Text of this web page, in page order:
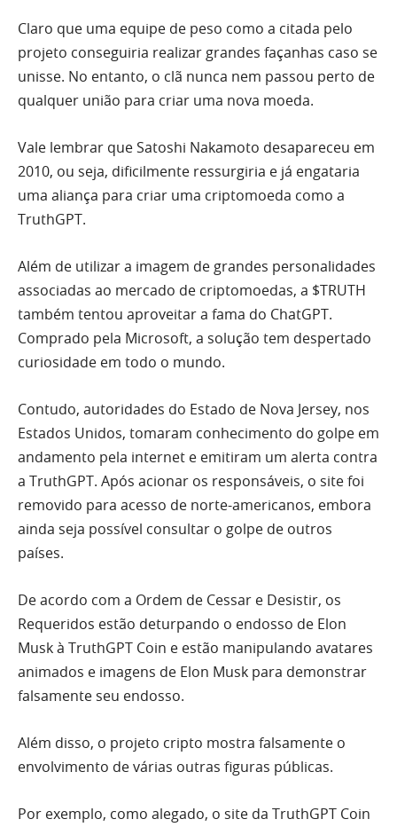
Claro que uma equipe de peso como a citada pelo
projeto conseguiria realizar grandes façanhas caso se
unisse. No entanto, o clã nunca nem passou perto de
qualquer união para criar uma nova moeda.
Vale lembrar que Satoshi Nakamoto desapareceu em
2010, ou seja, dificilmente ressurgiria e já engataria
uma aliança para criar uma criptomoeda como a
TruthGPT.
Além de utilizar a imagem de grandes personalidades
associadas ao mercado de criptomoedas, a $TRUTH
também tentou aproveitar a fama do ChatGPT.
Comprado pela Microsoft, a solução tem despertado
curiosidade em todo o mundo.
Contudo, autoridades do Estado de Nova Jersey, nos
Estados Unidos, tomaram conhecimento do golpe em
andamento pela internet e emitiram um alerta contra
a TruthGPT. Após acionar os responsáveis, o site foi
removido para acesso de norte-americanos, embora
ainda seja possível consultar o golpe de outros
países.
De acordo com a Ordem de Cessar e Desistir, os
Requeridos estão deturpando o endosso de Elon
Musk à TruthGPT Coin e estão manipulando avatares
animados e imagens de Elon Musk para demonstrar
falsamente seu endosso.
Além disso, o projeto cripto mostra falsamente o
envolvimento de várias outras figuras públicas.
Por exemplo, como alegado, o site da TruthGPT Coin